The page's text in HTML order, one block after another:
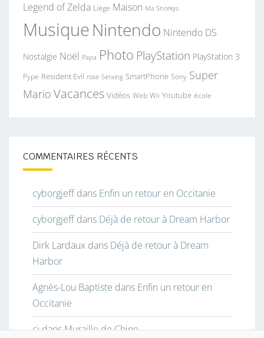
Legend of Zelda Liège Maison Ma Snorkys
MusiqueNintendo Nintendo DS
Nostalgie Noël Papa Photo PlayStation PlayStation 3
Pype Resident Evil rose Seraing SmartPhone Sony Super
Mario Vacances Vidéos Web Wii Youtube école
COMMENTAIRES RÉCENTS
cyborgjeffdans Enfin un retour en Occitanie
cyborgjeffdans Déjà de retour à Dream Harbor
Dirk Lardaux dans Déjà de retour à Dream
Harbor
Agnès-Lou Baptiste dans Enfin un retour en
Occitanie
cjdansMuraille de Chine